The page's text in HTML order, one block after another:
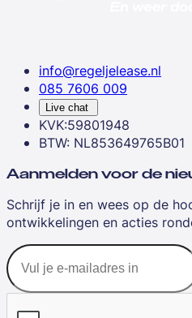
info@regeljelease.nl
085 7606 009
Live chat
KVK:59801948
BTW: NL853649765B01
Aanmelden voor de
Schrijf je in en wees op de
ontwikkelingen en acties